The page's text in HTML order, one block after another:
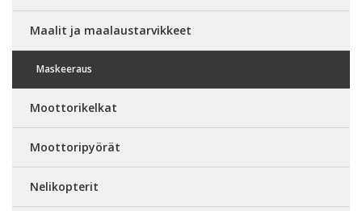
Maalit ja maalaustarvikkeet
Maskeeraus
Moottorikelkat
Moottoripyörät
Nelikopterit